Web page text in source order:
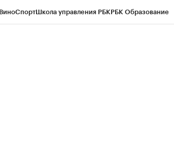
СпортШкола управления РБКРБК Образование